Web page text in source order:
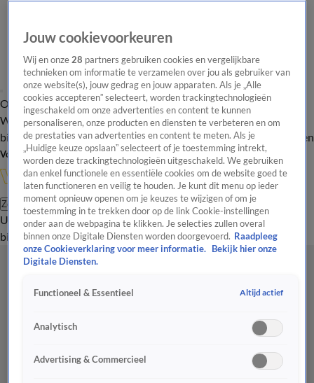
Overzicht Onze programma's Uitzendingen Onze gezichten
In de
WandelgangenInterviewsUitzending
bijwonenPodcastShopVeelgestelde vragenKijkersvraag insturen
Volg Vandaag Inside
Zoeken
UitzendingenVandaag InsideDe OranjezomerShopUitzending
bijwonen
Jouw cookievoorkeuren
Wij en onze28 partners gebruiken cookies en vergelijkbare
technieken om informatie te verzamelen over jou als gebruiker van
onze website(s), jouw gedrag en jouw apparaten. Als je „Alle
cookies accepteren” selecteert, worden trackingtechnologieën
ingeschakeld om onze advertenties en content te kunnen
personaliseren, onze producten en diensten te verbeteren en om
de prestaties van advertenties en content te meten. Als je
„Huidige keuze opslaan” selecteert of je toestemming intrekt,
worden deze trackingtechnologieën uitgeschakeld. We gebruiken
dan enkel functionele en essentiële cookies om de website goed te
laten functioneren en veilig te houden. Je kunt dit menu op ieder
moment opnieuw openen om je keuzes te wijzigen of om je
toestemming in te trekken door op de link Cookie-instellingen
onder aan de webpagina te klikken. Je selecties zullen overal
binnen onze Digitale Diensten worden doorgevoerd. Raadpleeg
onze Cookieverklaring voor meer informatie.
Bekijk hier onze
Digitale Diensten.
Functioneel & Essentieel Altijd actief
Analytisch
Advertising & Commercieel